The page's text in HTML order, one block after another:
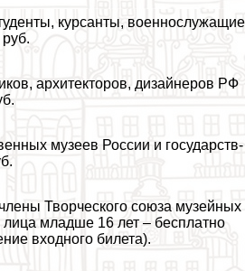
курсанты, военнослужащие
архитекторов, дизайнеров РФ
музеев России и государств-
Творческого союза музейных
младше 16 лет – бесплатно
входного билета).